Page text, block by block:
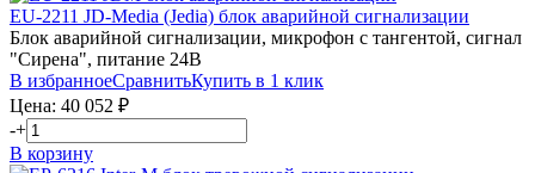
EU-2211 JD-Media (Jedia) блок аварийной сигнализации
Блок аварийной сигнализации, микрофон с тангентой, сигнал
"Сирена", питание 24В
В избранноеСравнитьКупить в 1 клик
Цена: 40 052 ₽
-+
В корзину